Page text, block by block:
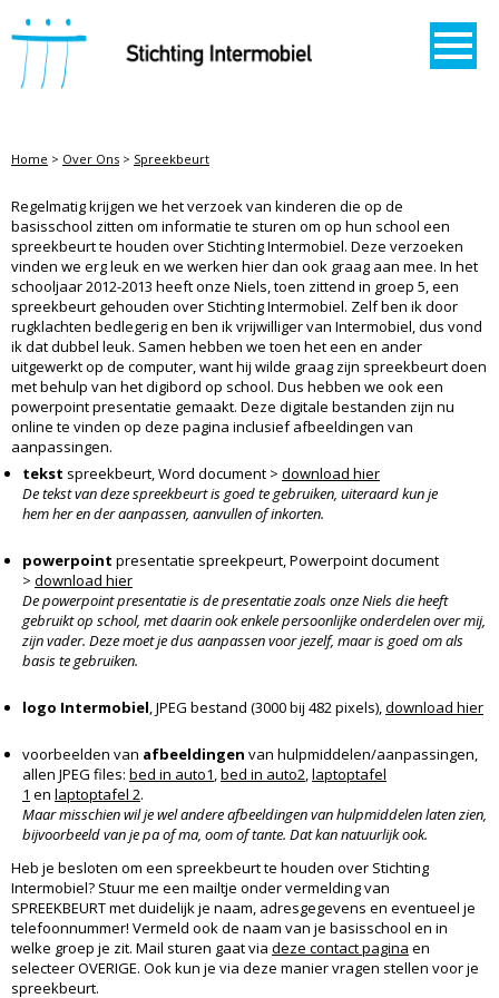
STICHTING INTERMOBIEL
Home > Over Ons > Spreekbeurt
SPREEKBEURT
Regelmatig krijgen we het verzoek van kinderen die op de
basisschool zitten om informatie te sturen om op hun school een
spreekbeurt te houden over Stichting Intermobiel. Deze verzoeken
vinden we erg leuk en we werken hier dan ook graag aan mee. In het
schooljaar 2012-2013 heeft onze Niels, toen zittend in groep 5, een
spreekbeurt gehouden over Stichting Intermobiel. Zelf ben ik door
rugklachten bedlegerig en ben ik vrijwilliger van Intermobiel, dus vond
ik dat dubbel leuk. Samen hebben we toen het een en ander
uitgewerkt op de computer, want hij wilde graag zijn spreekbeurt doen
met behulp van het digibord op school. Dus hebben we ook een
powerpoint presentatie gemaakt. Deze digitale bestanden zijn nu
online te vinden op deze pagina inclusief afbeeldingen van
aanpassingen.
tekst spreekbeurt, Word document > download hier
De tekst van deze spreekbeurt is goed te gebruiken, uiteraard kun je
hem her en der aanpassen, aanvullen of inkorten.
powerpoint presentatie spreekpeurt, Powerpoint document
> download hier
De powerpoint presentatie is de presentatie zoals onze Niels die heeft
gebruikt op school, met daarin ook enkele persoonlijke onderdelen over mij,
zijn vader. Deze moet je dus aanpassen voor jezelf, maar is goed om als
basis te gebruiken.
logo Intermobiel, JPEG bestand (3000 bij 482 pixels),download hier
voorbeelden van afbeeldingen van hulpmiddelen/aanpassingen,
allen JPEG files: bed in auto1,bed in auto2,laptoptafel
1 en laptoptafel 2.
Maar misschien wil je wel andere afbeeldingen van hulpmiddelen laten zien,
bijvoorbeeld van je pa of ma, oom of tante. Dat kan natuurlijk ook.
Heb je besloten om een spreekbeurt te houden over Stichting
Intermobiel? Stuur me een mailtje onder vermelding van
SPREEKBEURT met duidelijk je naam, adresgegevens en eventueel je
telefoonnummer! Vermeld ook de naam van je basisschool en in
welke groep je zit. Mail sturen gaat via deze contact pagina en
selecteer OVERIGE. Ook kun je via deze manier vragen stellen voor je
spreekbeurt.